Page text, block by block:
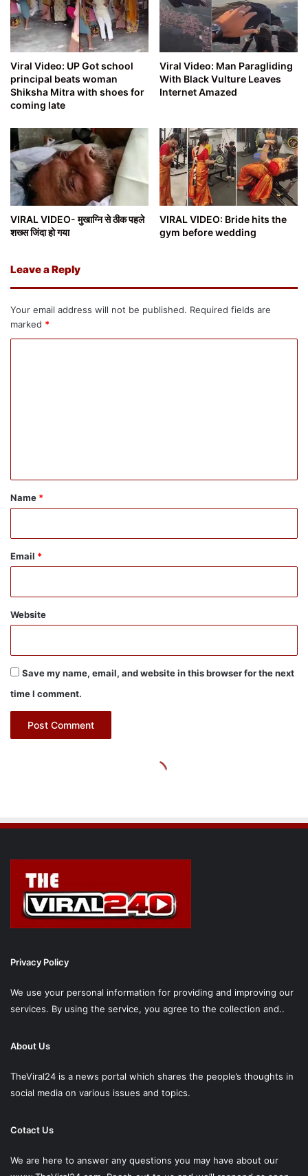
Privacy Policy
We use your personal information for providing and improving our
services. By using the service, you agree to the collection and..
About Us
TheViral24 is a news portal which shares the people’s thoughts in
social media on various issues and topics.
Cotact Us
We are here to answer any questions you may have about our